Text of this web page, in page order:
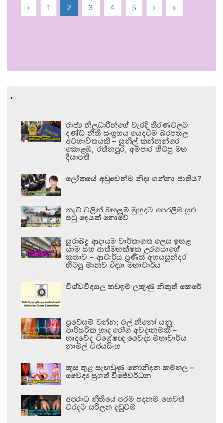
‹ 1 2 3 4 5 › »
.
රාජ්‍ය නිලධාරීන්ගේ වැරදි තීරණවලට
දණ්ඩ නීති සංග්‍රහය යෙදවීම බරපතල
අවභාවිතයකි – සුනිල් කන්නන්ගර
කොළඹ, රත්නපුර, අම්පාර හිටපු මහ
දිසාපති
ලෝකයේ අඩුවෙන්ම නිදා ගන්නා ජාතිය?
නැව් වලින් බහලුම් මුහුදට පෙරලීම සුළු
පටු දෙයක් නොවේ
සුරාබදු ආදායම වාර්තාගත ලෙස ඉහළ
යාම සහ ආත්මභක්ෂක උරගයාගේ
කතාව – ආචාර්ය ප්‍රණීත් අභයසුන්දර
හිටපු මානව විද්‍යා මහාචාර්ය
විශ්වවිද්‍යාල කඩඉම් ලකුණු නිකුත් කෙරේ
ප්‍රවේසම් වන්න; එල් නිනෝ යනු
පාරිසරික හෘද රෝග අවදානමකි –
හෘදවේද විශේෂඥ වෛද්‍ය මහාචාර්ය
නාමල් විජයසිංහ
කුස තුළ සැඟවුණු නොනිදන කම්හල –
වෛද්‍ය සුගත් විජේවර්ධන
අපරාධ නීතියේ පරම පදනම හෙවත්
වරදට සරිලන දඬුවම